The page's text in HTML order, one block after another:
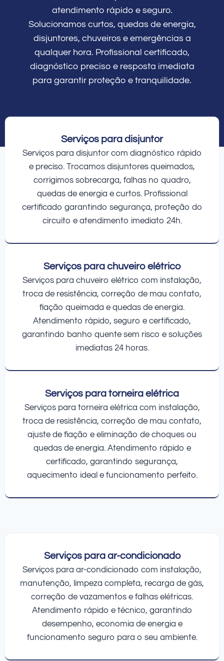
atendimento rápido e seguro.
Solucionamos curtos, quedas de energia,
disjuntores, chuveiros e emergências a
qualquer hora. Profissional certificado,
diagnóstico preciso e resposta imediata
para garantir proteção e tranquilidade.
Serviços para disjuntor
Serviços para disjuntor com diagnóstico rápido
e preciso. Trocamos disjuntores queimados,
corrigimos sobrecarga, falhas no quadro,
quedas de energia e curtos. Profissional
certificado garantindo segurança, proteção do
circuito e atendimento imediato 24h.
Serviços para chuveiro elétrico
Serviços para chuveiro elétrico com instalação,
troca de resistência, correção de mau contato,
fiação queimada e quedas de energia.
Atendimento rápido, seguro e certificado,
garantindo banho quente sem risco e soluções
imediatas 24 horas.
Serviços para torneira elétrica
Serviços para torneira elétrica com instalação,
troca de resistência, correção de mau contato,
ajuste de fiação e eliminação de choques ou
quedas de energia. Atendimento rápido e
certificado, garantindo segurança,
aquecimento ideal e funcionamento perfeito.
Serviços para ar-condicionado
Serviços para ar-condicionado com instalação,
manutenção, limpeza completa, recarga de gás,
correção de vazamentos e falhas elétricas.
Atendimento rápido e técnico, garantindo
desempenho, economia de energia e
funcionamento seguro para o seu ambiente.